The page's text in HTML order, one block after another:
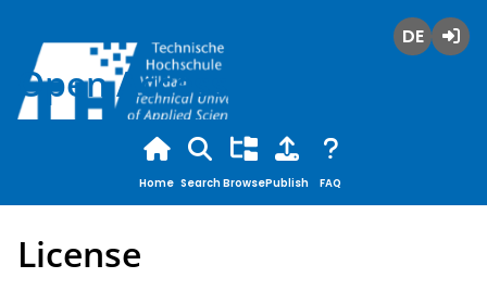
Open Access
Home SearchBrowsePublish FAQ
License